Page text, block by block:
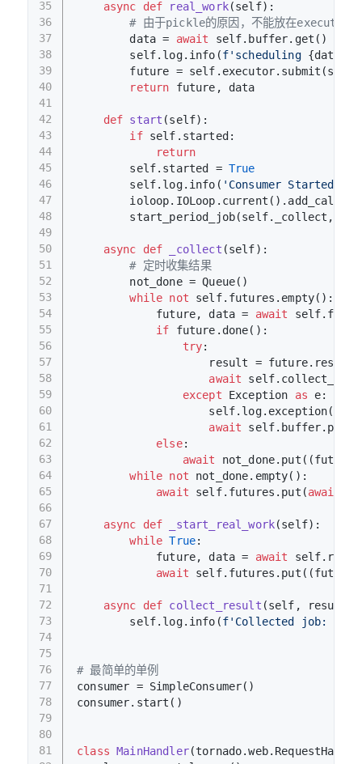
35
36
37
38
39
40
41
42
43
44
45
46
47
48
49
50
51
52
53
54
55
56
57
58
59
60
61
62
63
64
65
66
67
68
69
70
71
72
73
74
75
76
77
78
79
80
81
async def real_work(self):
# 由于pickle的原因，不能放在executor里
        data =
await self.buffer.get()
        self.log.info(
f'scheduling {data}
future =
return future, data
def start (self):
if self.started:
return
        self.started =
True
        self.log.info(
'Consumer Started!'
start_period_job(self._collect,
async def _collect (self):
# 定时收集结果
        not_done = Queue()
while not self.futures.empty():
            future, data =
await
if future.done():
try:
result =
await
except Exception as e:
                    self.log.exception(e)
await
else:
await
while not not_done.empty():
await self.futures.put(await
async def _start_real_work(self):
while True:
            future, data =
await
await
async def collect_result (self, result
        self.log.info(
f'Collected job:
# 最简单的单例
consumer = SimpleConsumer()
consumer.start()
class MainHandler